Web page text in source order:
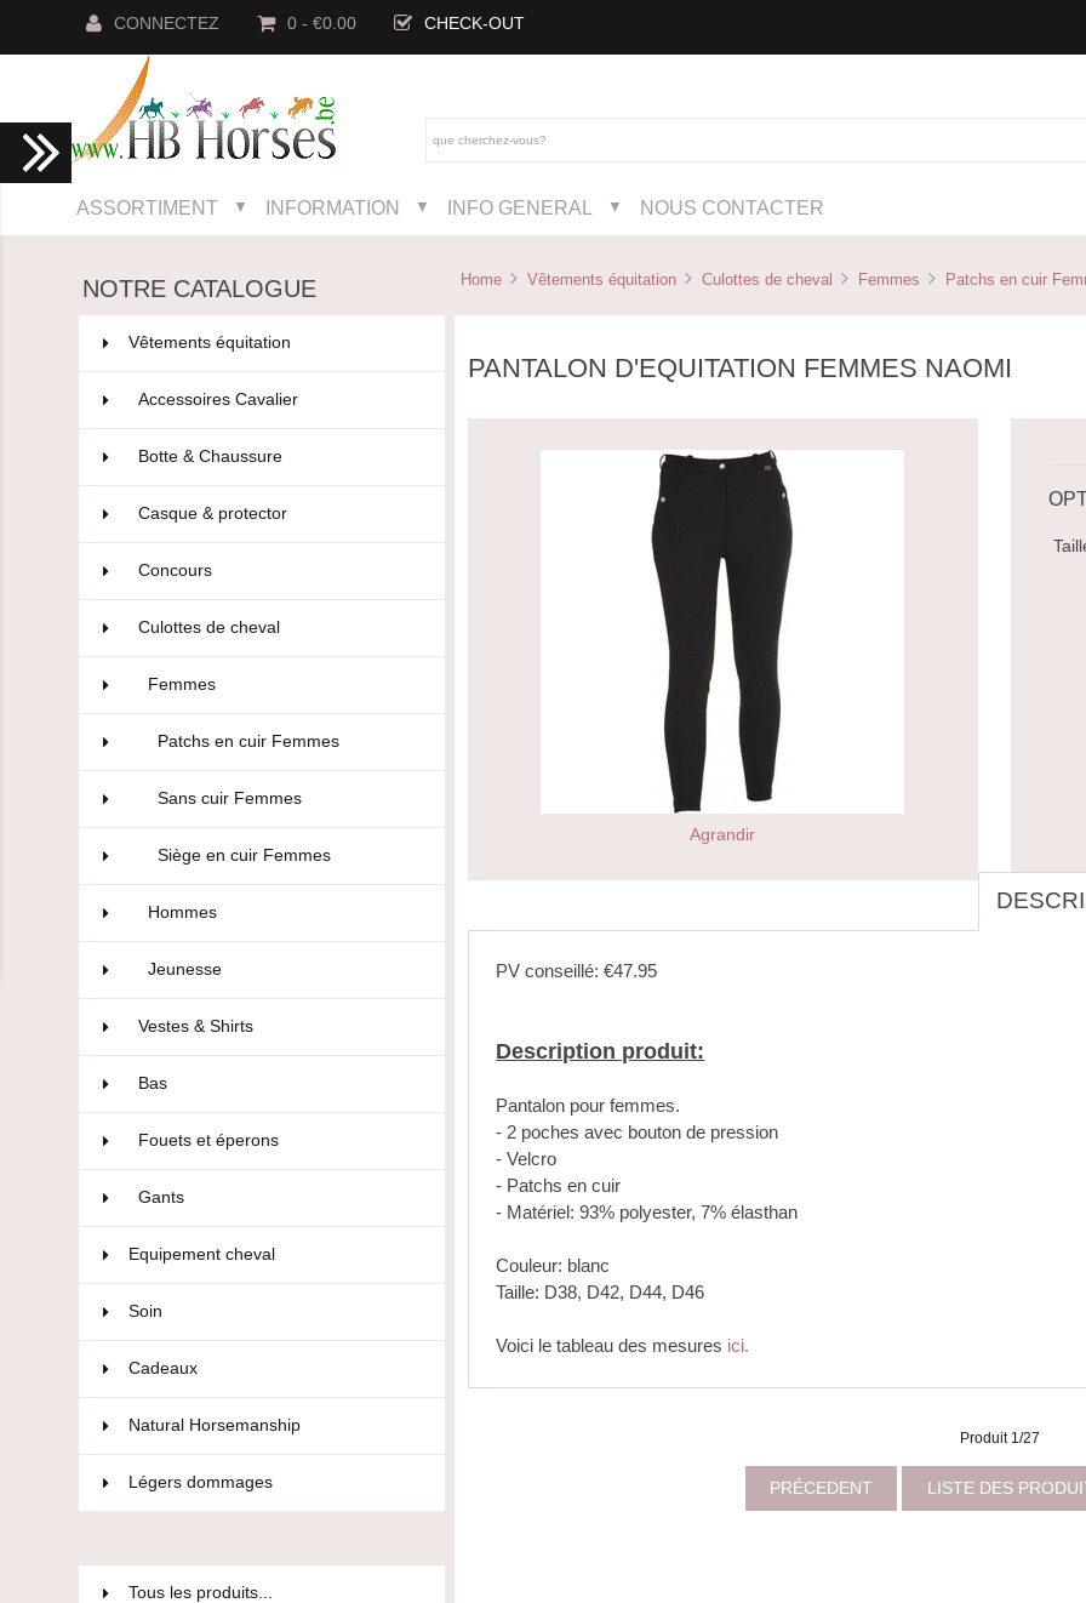
CONNECTEZ 0 - €0.00 CHECK-OUT
ASSORTIMENT ▼ INFORMATION ▼ INFO GENERAL ▼ NOUS CONTACTER
NOTRE CATALOGUE
Vêtements équitation
Accessoires Cavalier
Botte & Chaussure
Casque & protector
Concours
Culottes de cheval
Femmes
Patchs en cuir Femmes
Sans cuir Femmes
Siège en cuir Femmes
Hommes
Jeunesse
Vestes & Shirts
Bas
Fouets et éperons
Gants
Equipement cheval
Soin
Cadeaux
Natural Horsemanship
Légers dommages
Tous les produits...
Home Vêtements équitation Culottes de cheval Femmes Patchs en cuir
PANTALON D'EQUITATION FEMMES NAOMI
Agrandir
PV conseillé: €47.95
Description produit:
Pantalon pour femmes.
- 2 poches avec bouton de pression
- Velcro
- Patchs en cuir
- Matériel: 93% polyester, 7% élasthan
Couleur: blanc
Taille: D38, D42, D44, D46
Voici le tableau des mesures ici.
Produit 1/27
PRÉCEDENT LISTE DES